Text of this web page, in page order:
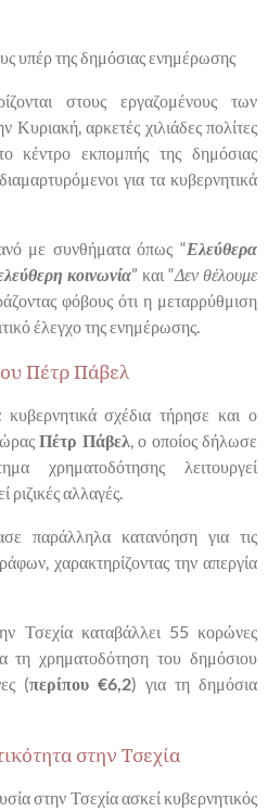
υπέρ της δημόσιας ενημέρωσης
στους εργαζομένους των
αρκετές χιλιάδες πολίτες
κέντρο εκπομπής της δημόσιας
για τα κυβερνητικά
με συνθήματα όπως “Ελεύθερα
κοινωνία” και “Δεν θέλουμε
φόβους ότι η μεταρρύθμιση
έλεγχο της ενημέρωσης.
Πέτρ Πάβελ
σχέδια τήρησε και ο
Πέτρ Πάβελ, ο οποίος δήλωσε
χρηματοδότησης λειτουργεί
ριζικές αλλαγές.
παράλληλα κατανόηση για τις
χαρακτηρίζοντας την απεργία
Τσεχία καταβάλλει 55 κορώνες
τη χρηματοδότηση του δημόσιου
(περίπου €6,2) για τη δημόσια
στην Τσεχία
στην Τσεχία ασκεί κυβερνητικός